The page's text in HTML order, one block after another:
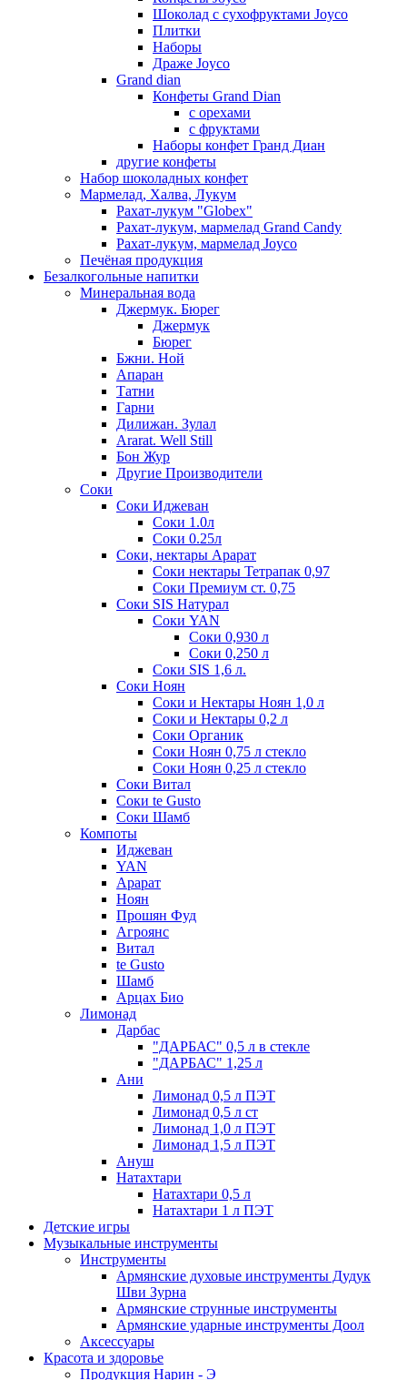
Шоколад с сухофруктами Joyco
Плитки
Наборы
Драже Joyco
Grand dian
Конфеты Grand Dian
с орехами
с фруктами
Наборы конфет Гранд Диан
другие конфеты
Набор шоколадных конфет
Мармелад, Халва, Лукум
Рахат-лукум "Globex"
Рахат-лукум, мармелад Grand Candy
Рахат-лукум, мармелад Joyco
Печёная продукция
Безалкогольные напитки
Минеральная вода
Джермук. Бюрег
Джермук
Бюрег
Бжни. Ной
Апаран
Татни
Гарни
Дилижан. Зулал
Ararat. Well Still
Бон Жур
Другие Производители
Соки
Соки Иджеван
Соки 1.0л
Соки 0.25л
Соки, нектары Арарат
Соки нектары Тетрапак 0,97
Соки Премиум ст. 0,75
Соки SIS Натурал
Соки YAN
Соки 0,930 л
Соки 0,250 л
Соки SIS 1,6 л.
Соки Ноян
Соки и Нектары Ноян 1,0 л
Соки и Нектары 0,2 л
Соки Органик
Соки Ноян 0,75 л стекло
Соки Ноян 0,25 л стекло
Соки Витал
Соки te Gusto
Соки Шамб
Компоты
Иджеван
YAN
Арарат
Ноян
Прошян Фуд
Агроянс
Витал
te Gusto
Шамб
Арцах Био
Лимонад
Дарбас
"ДАРБАС" 0,5 л в стекле
"ДАРБАС" 1,25 л
Ани
Лимонад 0,5 л ПЭТ
Лимонад 0,5 л ст
Лимонад 1,0 л ПЭТ
Лимонад 1,5 л ПЭТ
Ануш
Натахтари
Натахтари 0,5 л
Натахтари 1 л ПЭТ
Детские игры
Музыкальные инструменты
Инструменты
Армянские духовые инструменты Дудук
Шви Зурна
Армянские струнные инструменты
Армянские ударные инструменты Доол
Аксессуары
Красота и здоровье
Продукция Нарин - Э